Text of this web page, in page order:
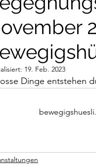
Musterstunde
19. Feb. 2023
Dinge entstehen